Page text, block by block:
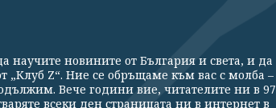
научите новините от България и света, и да
„Клуб Z“. Ние се обръщаме към вас с молба –
Вече години вие, читателите ни в 97
всеки ден страницата ни в интернет в